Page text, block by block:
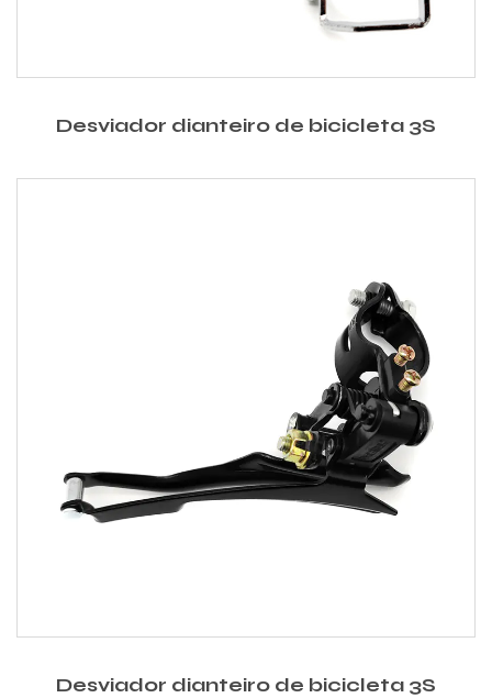
Desviador dianteiro de bicicleta 3S
Desviador dianteiro de bicicleta 3S